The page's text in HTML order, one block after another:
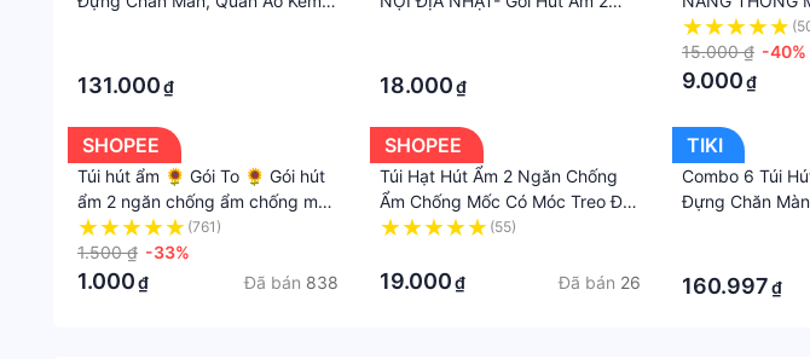
Chăn Gối Mền
131.000₫
CỰC ĐỈNH
18.000₫
15.000 ₫ -40%
9.000₫
SHOPEE
Túi hút ẩm 🌻 Gói To 🌻 Gói hút
ẩm 2 ngăn chống ẩm chống mốc
có móc treo đa năng siêu hút ẩm
cực tốt
(761)
1.500 ₫ -33%
1.000₫ Đã bán 838
SHOPEE
Túi Hạt Hút Ẩm 2 Ngăn Chống
Ẩm Chống Mốc Có Móc Treo Đa
Năng Siêu Hút Ẩm Cực Tốt
(55)
19.000₫ Đã bán 26
TIKI
Combo 6 Túi
Đựng Chăn
Chăn Gối Mền
160.997₫